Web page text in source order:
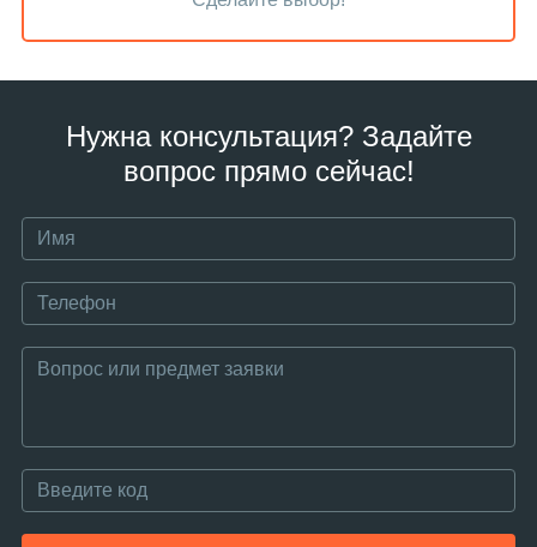
Нужна консультация? Задайте
вопрос прямо сейчас!